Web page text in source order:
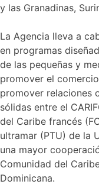
y las Granadinas,
La Agencia lleva a
en programas
de las pequeñas y
promover el
promover relaciones
sólidas entre el
del Caribe francés
ultramar (PTU) de la
una mayor
Comunidad del
Dominicana.